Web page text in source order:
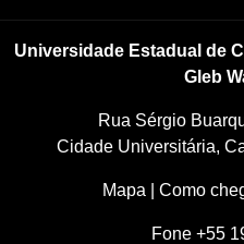
Universidade Estadual de
Gleb
Rua Sérgio
Cidade Universitária,
Mapa Como
Fone +55